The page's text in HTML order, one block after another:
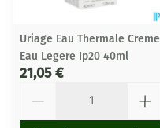
Uriage Eau Thermale Creme
Eau Legere Ip20 40ml
21,05 €